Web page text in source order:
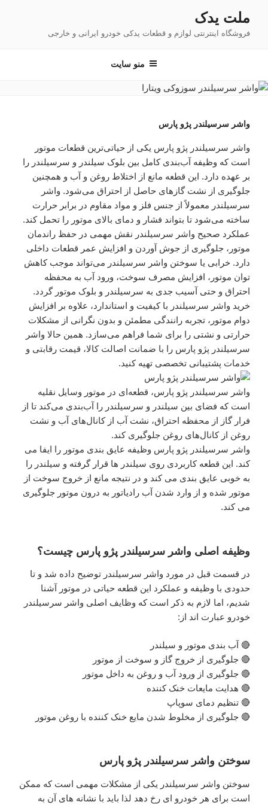
محتوا
ملت یدک
فروشگاه اینترنتی لوازم و قطعات یدکی خودرو ایرانی و خارجی
منو سایت
واشر سرسیلندر پژو پارس
واشر سرسیلندر پژو پارس یکی از حیاتی‌ترین قطعات موتور
است که وظیفه آب‌بندی کامل بین بلوک سیلندر و سرسیلندر را
بر عهده دارد. این قطعه مانع از اختلاط روغن و آب و همچنین
جلوگیری از نشت گازهای حاصل از احتراق می‌شود. واشر
سرسیلندر معمولاً از جنس فلز و مواد مقاوم در برابر حرارت
ساخته می‌شود تا بتواند فشار و دمای بالای موتور را تحمل کند.
عملکرد صحیح واشر سرسیلندر نقش مهمی در حفظ راندمان
موتور، جلوگیری از جوش آوردن و افزایش عمر قطعات داخلی
دارد. خرابی یا سوختن واشر سرسیلندر می‌تواند موجب کاهش
توان موتور، افزایش مصرف سوخت، ورود آب به محفظه
احتراق و حتی آسیب جدی به سرسیلندر و بلوک موتور گردد.
خرید واشر سرسیلندر با کیفیت و استاندارد، علاوه بر افزایش
دوام موتور، تجربه رانندگی مطمئن و بدون نگرانی از مشکلات
حرارتی و نشتی را برای شما فراهم می‌سازد. همین حالا واشر
سرسیلندر پژو پارس را با ضمانت اصالت کالا، قیمت رقابتی و
خدمات پشتیبانی تخصصی تهیه کنید.
واشر سرسیلندر پژو پارس، قطعه‌ای در موتور وسایل نقلیه
است که فضای بین سیلندر و سرسیلندر را آب‌بندی می‌کند تا از
فرار گاز از محفظه احتراق، نشت آب از کانال‌های آب و نشت
روغن از کانال‌های روغن جلوگیری کند.
واشر سرسیلندر پژو پارس وظیفه عایق بندی موتور را ایفا می
کند. این قطعه کاربردی روی سیلندر ها قرار گرفته و سیلندر را
به خوبی عایق بندی می کند و در نتیجه مانع از خروج سوخت از
موتور شده و از وارد شدن آب رادیاتور به درون موتور جلوگیری
می کند.
وظیفه اصلی واشر سرسیلندر پژو پارس چیست؟
در قسمت قبل در مورد واشر سرسیلندر توضیح داده شد و تا
حدودی با وظیفه و عملکرد این قطعه حیاتی در موتور آشنا
شدیم، اما لازم به ذکر است که وظایف اصلی واشر سرسیلندر
خودرو عبارت اند از:
🔴 آب بندی موتور و سیلندر
🔴 جلوگیری از خروج گاز و سوخت از موتور
🔴 جلوگیری از ورود آب و روغن به داخل موتور
🔴 هدایت مایعات خنک کننده
🔴 تنظیم دمای سوپاپ
🔴 جلوگیری از مخلوط شدن مایع خنک کننده با روغن موتور
سوختن واشر سرسیلندر پژو پارس
سوختن واشر سرسیلندر یکی از مشکلات مهمی است که ممکن
است برای هر خودرو ای رخ دهد لذا باید با نشانه های آن به